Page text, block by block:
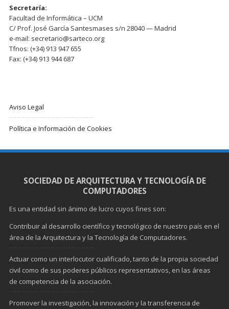
Secretaría:
Facultad de Informática – UCM
C/ Prof. José García Santesmases s/n 28040 — Madrid
e-mail: secretario@sarteco.org
Tfnos: (+34) 913 947 655
Fax: (+34) 913 944 687
Aviso Legal
Política e Información de Cookies
SOCIEDAD DE ARQUITECTURA Y TECNOLOGÍA DE
COMPUTADORES
Es una entidad sin ánimo de lucro cuyos fines son:
Contribuir al desarrollo científico y tecnológico de nuestro país en el
área de la Arquitectura y la Tecnología de Computadores.
Actuar como un interlocutor cualificado, tanto de la propia sociedad
civil como de sus poderes públicos representativos, en las áreas
de competencia de la asociación.
Promover la investigación, la innovación y la transferencia de